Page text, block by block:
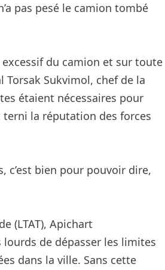
pas pesé le camion tombé
du camion et sur toute
Sukvimol, chef de la
étaient nécessaires pour
la réputation des forces
c’est bien pour pouvoir dire,
(LTAT), Apichart
de dépasser les limites
dans la ville. Sans cette